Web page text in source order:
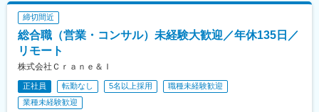
県)、飯塚駅、大保駅、笹原駅、瀬高駅、春日原駅、羽犬塚駅、上
伊田駅、筑豊中間駅、大牟田駅、甘木駅(西鉄線)、中津駅(大分
県)、南大分駅、佐世保駅、諫早駅、幸駅、光の森駅、八代駅、鳥
栖駅、武雄温泉駅、宮崎駅、西都城駅、上塩屋駅、枕崎駅、国分
駅(鹿児島県)、香椎駅、今宿駅、次郎丸駅、茶山駅(福岡県)、赤嶺
駅、てだこ浦西駅、首里駅、中村公園駅、上飯田駅、浄心駅、覚
王山駅、高蔵寺駅、新静岡駅、柳川駅、日赤病院前駅、陸前高砂
駅、美栄橋駅、高崎駅、八王子駅、調布駅、西国分寺駅、狭山市
駅、青梅駅、阿佐ケ谷駅、水戸駅、男川駅、大須観音駅、名電山
■組織・チーム紹介：
当ポジションが属する事業推進本部は、ビジネス開発部・ビジネ
ス推進部・ファンドソースマネジメント部・キャッシング推進部
から構成される組織です。
開発部は、新規ビジネスの企画・推進を実行し、いち早くより良
いサービスをユーザーに提供することを実現するために日々取り
締切間近
総合職（営業・コンサル）未経験大歓迎／年休135日／
リモート
株式会社Ｃｒａｎｅ＆Ｉ
正社員 転勤なし 5名以上採用
職種未経験歓迎
業種未経験歓迎